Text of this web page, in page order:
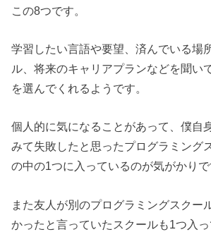
この8つです。
学習したい言語や要望、済んでいる場
ル、将来のキャリアプランなどを聞い
を選んでくれるようです。
個人的に気になることがあって、僕自
みて失敗したと思ったプログラミング
の中の1つに入っているのが気がかりで
また友人が別のプログラミングスクー
かったと言っていたスクールも1つ入っ